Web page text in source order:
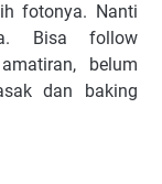
fotonya. Nanti
Bisa follow
belum
dan baking